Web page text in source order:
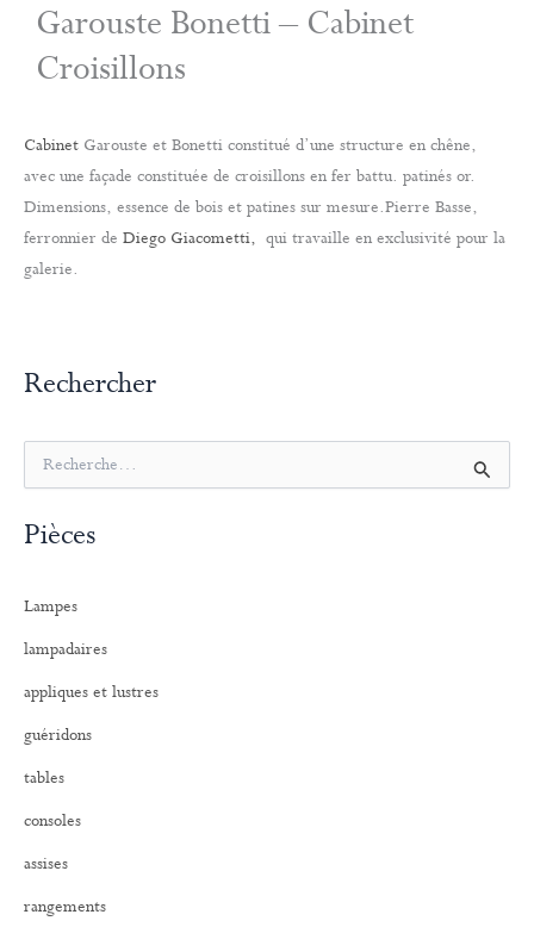
Garouste Bonetti – Cabinet
Croisillons
Cabinet Garouste et Bonetti constitué d’une structure en chêne,
avec une façade constituée de croisillons en fer battu. patinés or.
Dimensions, essence de bois et patines sur mesure.Pierre Basse,
ferronnier de Diego Giacometti, qui travaille en exclusivité pour la
galerie.
Rechercher
e
h
c
e
:
Pièces
Lampes
lampadaires
appliques et lustres
guéridons
tables
consoles
assises
rangements